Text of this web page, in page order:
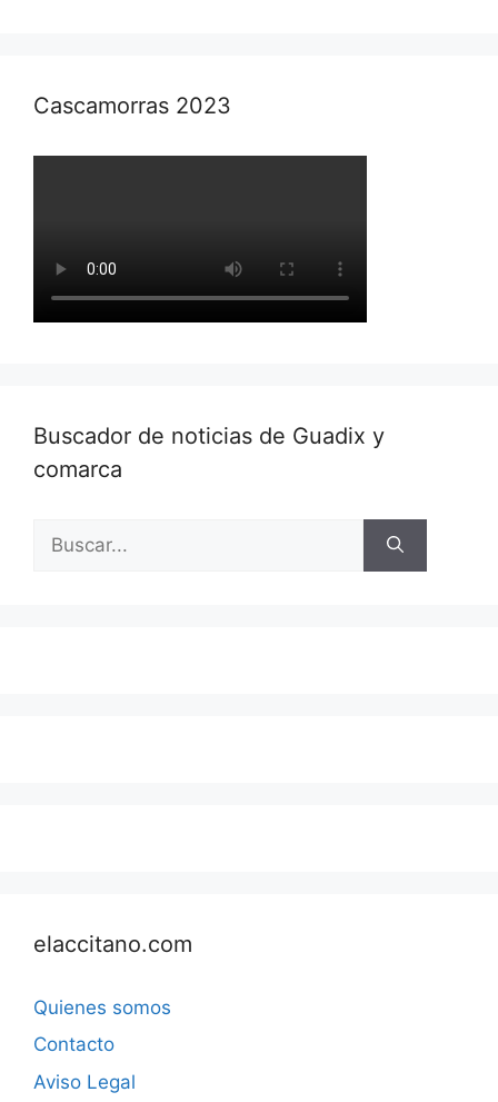
Cascamorras 2023
Buscador de noticias de Guadix y
comarca
elaccitano.com
Quienes somos
Contacto
Aviso Legal